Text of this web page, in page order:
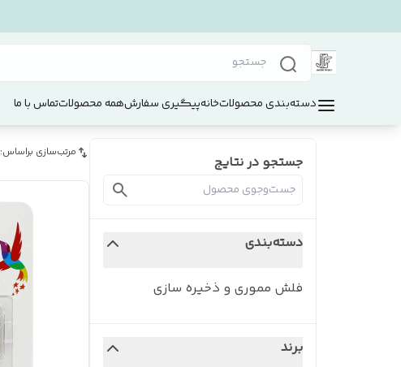
دسته‌بندی محصولاتخانهپیگیری سفارشهمه محصولاتتماس با ما
جستجو در نتایج
دسته‌بندی
فلش مموری و ذخیره سازی
برند
مرتب‌سازی براساس: